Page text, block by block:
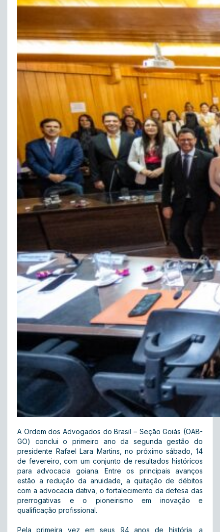
A Ordem dos Advogados do Brasil – Seção Goiás (OAB-
GO) conclui o primeiro ano da segunda gestão do
presidente Rafael Lara Martins, no próximo sábado, 14
de fevereiro, com um conjunto de resultados históricos
para advocacia goiana. Entre os principais avanços
estão a redução da anuidade, a quitação de débitos
com a advocacia dativa, o fortalecimento da defesa das
prerrogativas e o pioneirismo em inovação e
qualificação profissional.
Pela primeira vez em seus 94 anos de história, a